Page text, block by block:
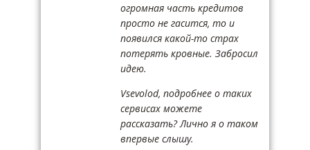
огромная часть кредитов
просто не гасится, то и
появился какой-то страх
потерять кровные. Забросил
идею.
Vsevolod, подробнее о таких
сервисах можете
рассказать? Лично я о таком
впервые слышу.